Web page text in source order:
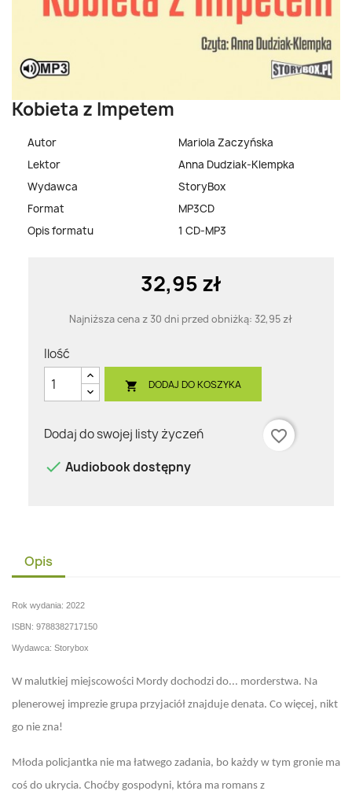
Kobieta z Impetem
Autor
Mariola Zaczyńska
Lektor
Anna Dudziak-Klempka
Wydawca
StoryBox
Format
MP3CD
Opis formatu
1 CD-MP3
32,95 zł
Najniższa cena z 30 dni przed obniżką: 32,95 zł
Ilość
 DODAJ DO KOSZYKA
Dodaj do swojej listy życzeń
favorite_border
 Audiobook dostępny
Opis
Rok wydania: 2022
ISBN: 9788382717150
Wydawca: Storybox
W malutkiej miejscowości Mordy dochodzi do... morderstwa. Na
plenerowej imprezie grupa przyjaciół znajduje denata. Co więcej, nikt
go nie zna!
Młoda policjantka nie ma łatwego zadania, bo każdy w tym gronie ma
coś do ukrycia. Choćby gospodyni, która ma romans z